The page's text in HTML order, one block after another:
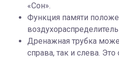
«Сон».
Функция памяти
Дренажная трубка
справа, так и слева.